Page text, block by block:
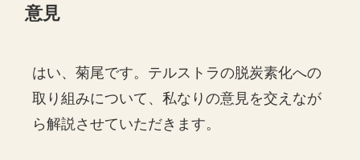
意見
はい、菊尾です。テルストラの脱炭素化への
取り組みについて、私なりの意見を交えなが
ら解説させていただきます。